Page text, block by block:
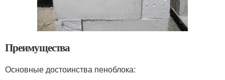
Преимущества
Основные достоинства пеноблока: